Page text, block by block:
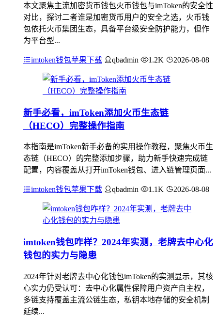
本文聚焦主流加密货币钱包火币钱包与imToken的安全性
对比，探讨二者谁是加密货币用户的安全之选，火币钱
包依托火币集团生态，具备平台级安全防护能力，但作
为平台型...
imtoken钱包苹果下载 qbadmin 1.2K 2026-08-08
新手必看，imToken添加火币生态链
（HECO）完整操作指南
本指南是imToken新手必备的实用操作教程，聚焦火币生
态链（HECO）的完整添加步骤，助力新手快速完成链
配置，内容覆盖从打开imToken钱包、进入链管理页面...
imtoken钱包苹果下载 qbadmin 1.1K 2026-08-08
imtoken钱包咋样？2024年实测，老牌去中心化
钱包的实力与隐患
2024年针对老牌去中心化钱包imToken的实测显示，其核
心实力仍受认可：去中心化属性保障用户资产自主权，
多链支持覆盖主流公链生态，私钥本地存储的安全机制
延续...